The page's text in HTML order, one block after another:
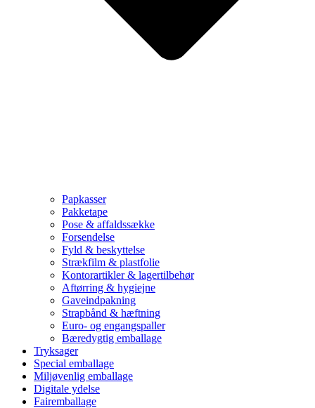
Papkasser
Pakketape
Pose & affaldssække
Forsendelse
Fyld & beskyttelse
Strækfilm & plastfolie
Kontorartikler & lagertilbehør
Aftørring & hygiejne
Gaveindpakning
Strapbånd & hæftning
Euro- og engangspaller
Bæredygtig emballage
Tryksager
Special emballage
Miljøvenlig emballage
Digitale ydelse
Fairemballage